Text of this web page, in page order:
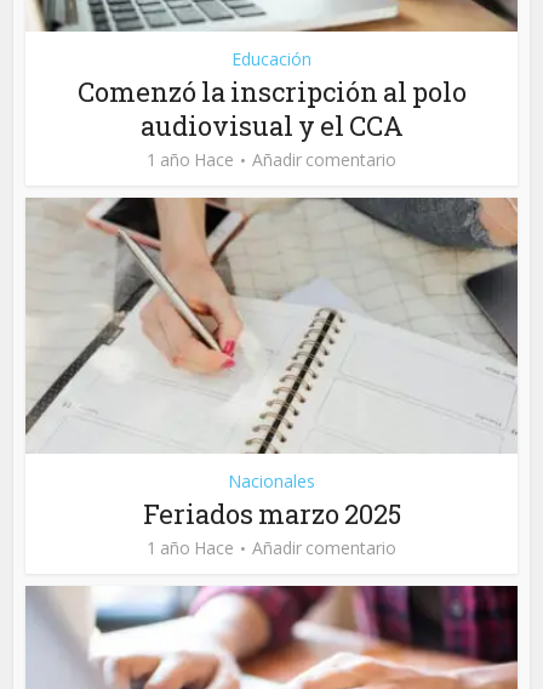
Educación
Comenzó la inscripción al polo
audiovisual y el CCA
1 año Hace Añadir comentario
Nacionales
Feriados marzo 2025
1 año Hace Añadir comentario